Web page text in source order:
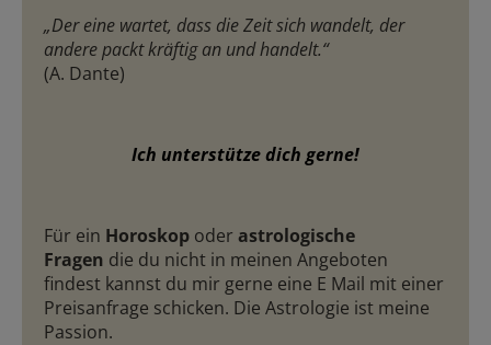
„Der eine wartet, dass die Zeit sich wandelt, der
andere packt kräftig an und handelt.“
(A. Dante)
Ich unterstütze dich gerne!
Für ein Horoskop oder astrologische
Fragen die du nicht in meinen Angeboten
findest kannst du mir gerne eine E Mail mit einer
Preisanfrage schicken. Die Astrologie ist meine
Passion.